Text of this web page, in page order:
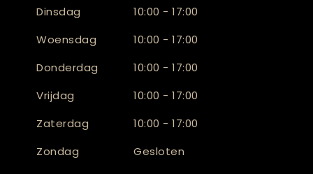
Dinsdag
10:00 - 17:00
Woensdag
10:00 - 17:00
Donderdag
10:00 - 17:00
Vrijdag
10:00 - 17:00
Zaterdag
10:00 - 17:00
Zondag
Gesloten